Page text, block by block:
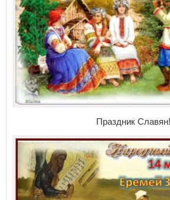
Праздник Славян!